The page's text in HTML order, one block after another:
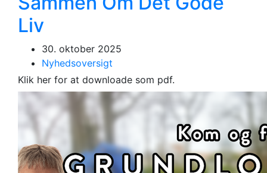
Liv
30. oktober 2025
Nyhedsoversigt
Klik her for at downloade som pdf.